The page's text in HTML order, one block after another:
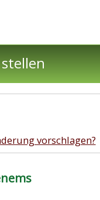
vorschlagen?